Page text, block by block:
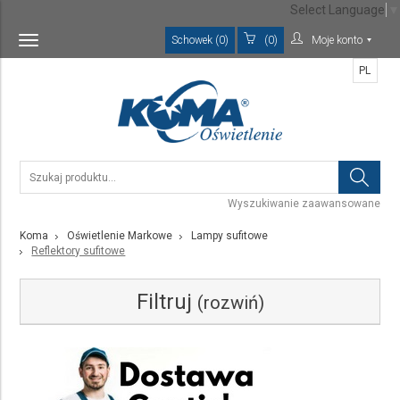
Toggle
navigation
Schowek (0) (0) Moje konto
Wyszukiwanie zaawansowane
PL
Koma Oświetlenie Markowe
Lampy sufitowe
Reflektory sufitowe
Filtruj (rozwiń)
Kategoria
Select Language